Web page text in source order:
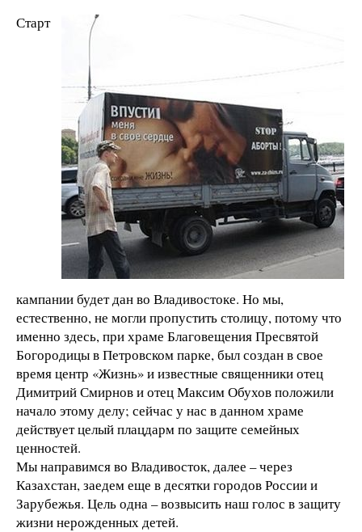
Старт
кампании будет дан во Владивостоке. Но мы,
естественно, не могли пропустить столицу, потому что
именно здесь, при храме Благовещения Пресвятой
Богородицы в Петровском парке, был создан в свое
время центр «Жизнь» и известные священники отец
Димитрий Смирнов и отец Максим Обухов положили
начало этому делу; сейчас у нас в данном храме
действует целый плацдарм по защите семейных
ценностей.
Мы направимся во Владивосток, далее – через
Казахстан, заедем еще в десятки городов России и
Зарубежья. Цель одна – возвысить наш голос в защиту
жизни нерожденных детей.